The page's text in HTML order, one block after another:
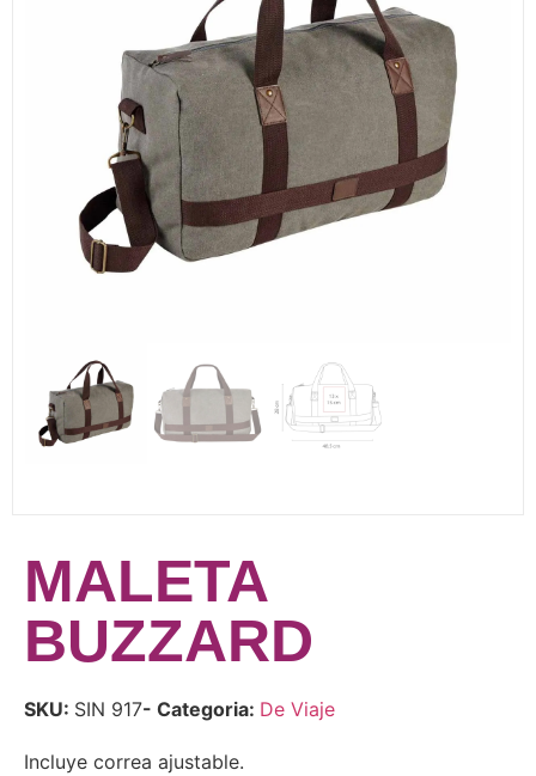
MALETA
BUZZARD
SKU: SIN 917- Categoria: De Viaje
Incluye correa ajustable.